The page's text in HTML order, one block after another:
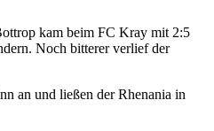
kam beim FC Kray mit 2:5
Noch bitterer verlief der
an und ließen der Rhenania in